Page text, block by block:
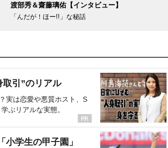
渡部秀＆齋藤璃佑【インタビュー】
「んだが！ほー!!」な秘話
取引”のリアル
実は恋愛や悪質ホスト、S
ぶリアルな実態。
学生の甲子園」